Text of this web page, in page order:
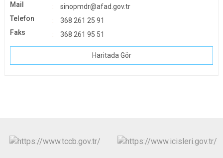
Mail
sinopmdr@afad.gov.tr
Telefon
368 261 25 91
Faks
368 261 95 51
Haritada Gör